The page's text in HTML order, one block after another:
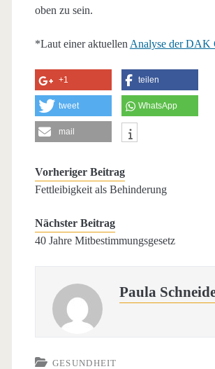
oben zu sein.
*Laut einer aktuellen Analyse der DAK
+1 teilen
tweet WhatsApp
mail
Vorheriger Beitrag
Fettleibigkeit als Behinderung
Nächster Beitrag
40 Jahre Mitbestimmungsgesetz
Paula
GESUNDHEIT